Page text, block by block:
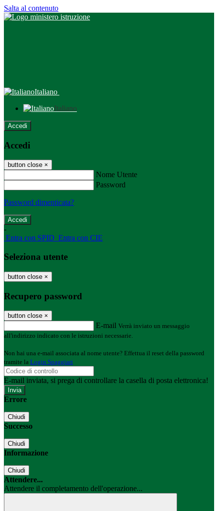
Salta al contenuto
Italiano
Italiano
Accedi
Accedi
button close ×
Nome Utente
Password
Password dimenticata?
-
Entra con SPID Entra con CIE
Seleziona utente
button close ×
Recupero password
button close ×
E-mail Verrà inviato un messaggio
all'indirizzo indicato con le istruzioni necessarie.
Non hai una e-mail associata al nome utente? Effettua il reset della password
tramite la Login Spaggiari
E-mail inviata, si prega di controllare la casella di posta elettronica!
Errore
Chiudi
Successo
Chiudi
Informazione
Chiudi
Attendere...
Attendere il completamento dell'operazione...